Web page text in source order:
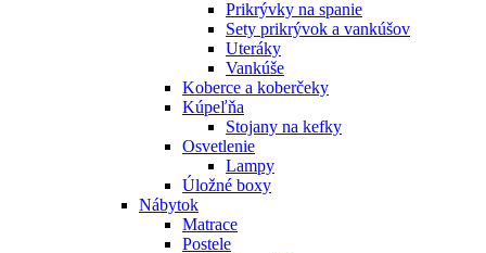
Prikrývky na spanie
Sety prikrývok a vankúšov
Uteráky
Vankúše
Koberce a koberčeky
Kúpeľňa
Stojany na kefky
Osvetlenie
Lampy
Úložné boxy
Nábytok
Matrace
Postele